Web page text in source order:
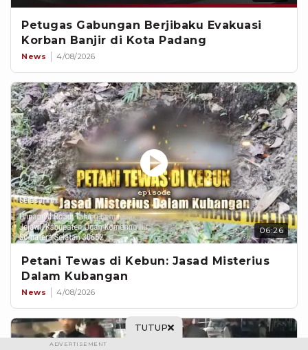
Petugas Gabungan Berjibaku Evakuasi
Korban Banjir di Kota Padang
News 4/08/2026
06:26
Petani Tewas di Kebun: Jasad Misterius
Dalam Kubangan
News 4/08/2026
TUTUP
ADVERTISEMENT